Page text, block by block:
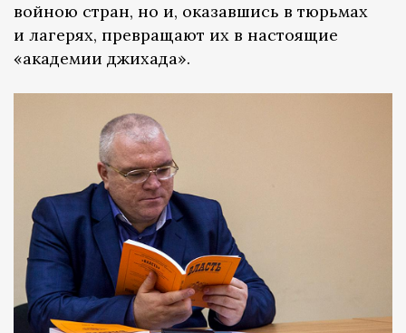
войною стран, но и, оказавшись в тюрьмах
и лагерях, превращают их в настоящие
«академии джихада».